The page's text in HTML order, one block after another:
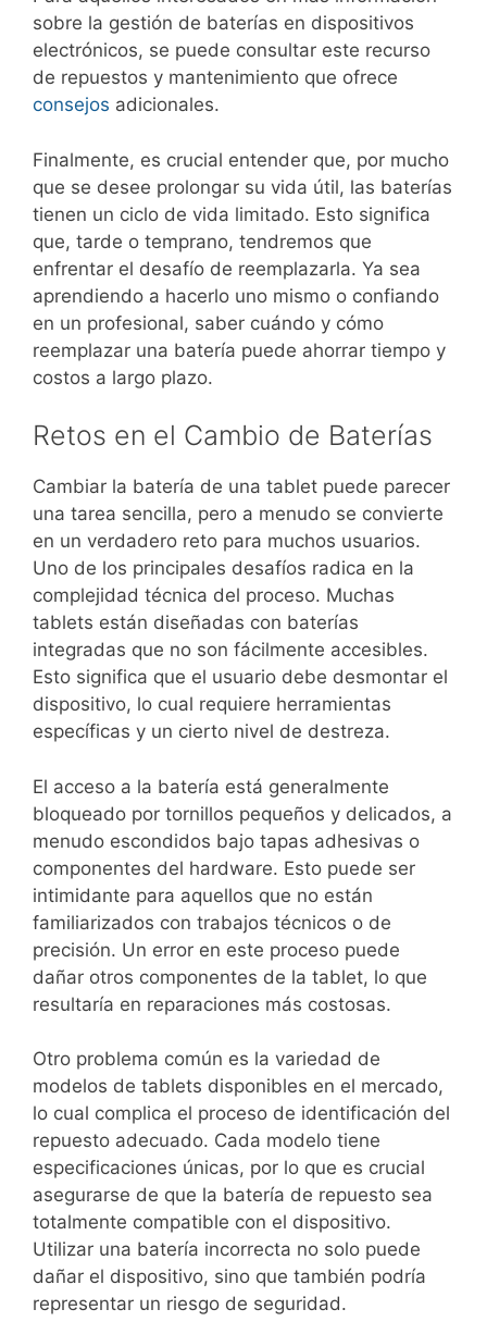
sobre la gestión de baterías en dispositivos
electrónicos, se puede consultar este recurso
de repuestos y mantenimiento que ofrece
consejos adicionales.
Finalmente, es crucial entender que, por mucho
que se desee prolongar su vida útil, las baterías
tienen un ciclo de vida limitado. Esto significa
que, tarde o temprano, tendremos que
enfrentar el desafío de reemplazarla. Ya sea
aprendiendo a hacerlo uno mismo o confiando
en un profesional, saber cuándo y cómo
reemplazar una batería puede ahorrar tiempo y
costos a largo plazo.
Retos en el Cambio de Baterías
Cambiar la batería de una tablet puede parecer
una tarea sencilla, pero a menudo se convierte
en un verdadero reto para muchos usuarios.
Uno de los principales desafíos radica en la
complejidad técnica del proceso. Muchas
tablets están diseñadas con baterías
integradas que no son fácilmente accesibles.
Esto significa que el usuario debe desmontar el
dispositivo, lo cual requiere herramientas
específicas y un cierto nivel de destreza.
El acceso a la batería está generalmente
bloqueado por tornillos pequeños y delicados, a
menudo escondidos bajo tapas adhesivas o
componentes del hardware. Esto puede ser
intimidante para aquellos que no están
familiarizados con trabajos técnicos o de
precisión. Un error en este proceso puede
dañar otros componentes de la tablet, lo que
resultaría en reparaciones más costosas.
Otro problema común es la variedad de
modelos de tablets disponibles en el mercado,
lo cual complica el proceso de identificación del
repuesto adecuado. Cada modelo tiene
especificaciones únicas, por lo que es crucial
asegurarse de que la batería de repuesto sea
totalmente compatible con el dispositivo.
Utilizar una batería incorrecta no solo puede
dañar el dispositivo, sino que también podría
representar un riesgo de seguridad.